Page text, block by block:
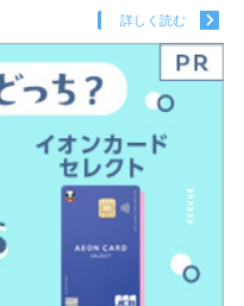
詳しく読む